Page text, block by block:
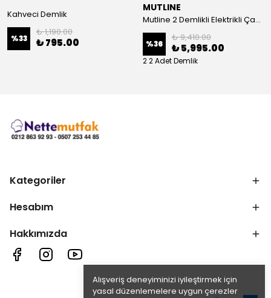
Alışveriş deneyiminizi iyileştirmek için
yasal düzenlemelere uygun çerezler
Kahveci Demlik
%33
₺ 1,190.00
₺ 795.00
MUTLINE
Mutline 2 Demlikli Elektrikli Çay Kazanı, Çay Ocağı 25 LT
%36
₺ 9,410.00
₺ 5,995.00
2 2 Adet Demlik
Kategoriler
Hesabım
Hakkımızda